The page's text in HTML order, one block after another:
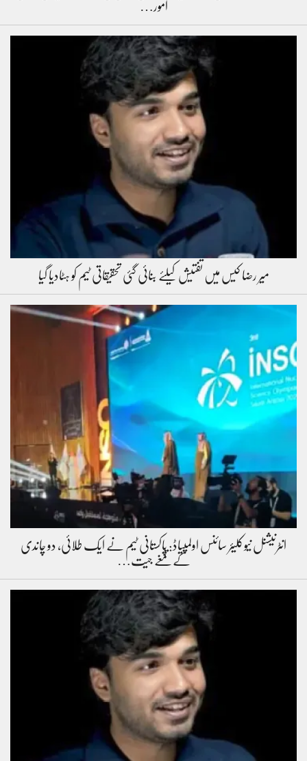
امور…
میر رضا کیس میں تفتیش کیلئے بنائی گئی تحقیقاتی ٹیم کو ہٹادیا گیا
انٹرنیشنل نیوکلیئر سائنس اولمپیاڈ: پاکستانی ٹیم نے ایک طلائی، دو چاندی
کے تمغے جیت…